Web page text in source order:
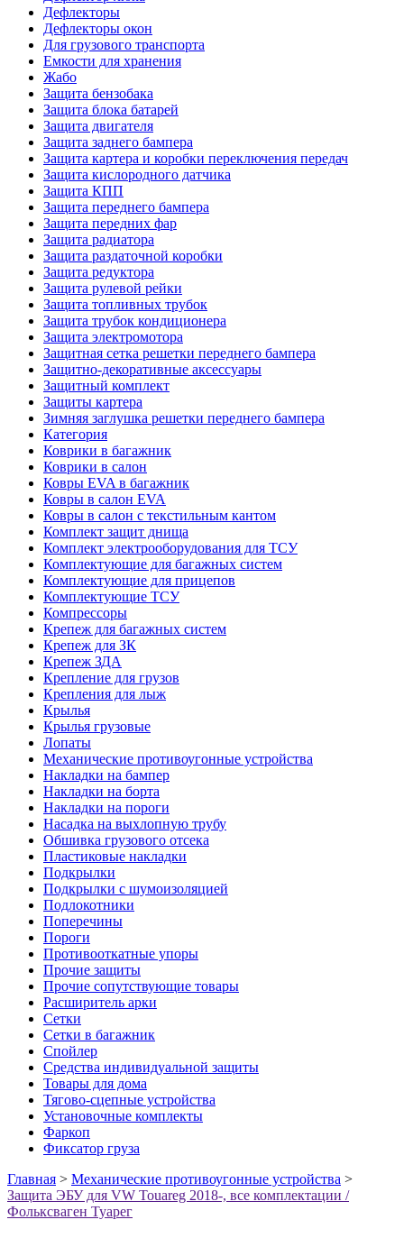
Дефлекторы
Дефлекторы окон
Для грузового транспорта
Емкости для хранения
Жабо
Защита бензобака
Защита блока батарей
Защита двигателя
Защита заднего бампера
Защита картера и коробки переключения передач
Защита кислородного датчика
Защита КПП
Защита переднего бампера
Защита передних фар
Защита радиатора
Защита раздаточной коробки
Защита редуктора
Защита рулевой рейки
Защита топливных трубок
Защита трубок кондиционера
Защита электромотора
Защитная сетка решетки переднего бампера
Защитно-декоративные аксессуары
Защитный комплект
Защиты картера
Зимняя заглушка решетки переднего бампера
Категория
Коврики в багажник
Коврики в салон
Ковры EVA в багажник
Ковры в салон EVA
Ковры в салон с текстильным кантом
Комплект защит днища
Комплект электрооборудования для ТСУ
Комплектующие для багажных систем
Комплектующие для прицепов
Комплектующие ТСУ
Компрессоры
Крепеж для багажных систем
Крепеж для ЗК
Крепеж ЗДА
Крепление для грузов
Крепления для лыж
Крылья
Крылья грузовые
Лопаты
Механические противоугонные устройства
Накладки на бампер
Накладки на борта
Накладки на пороги
Насадка на выхлопную трубу
Обшивка грузового отсека
Пластиковые накладки
Подкрылки
Подкрылки с шумоизоляцией
Подлокотники
Поперечины
Пороги
Противооткатные упоры
Прочие защиты
Прочие сопутствующие товары
Расширитель арки
Сетки
Сетки в багажник
Спойлер
Средства индивидуальной защиты
Товары для дома
Тягово-сцепные устройства
Установочные комплекты
Фаркоп
Фиксатор груза
Главная > Механические противоугонные устройства >
Защита ЭБУ для VW Touareg 2018-, все комплектации /
Фольксваген Туарег